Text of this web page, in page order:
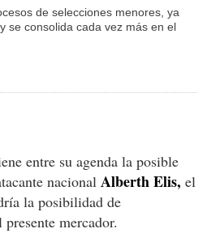
de selecciones menores, ya
se consolida cada vez más en el
entre su agenda la posible
nacional Alberth Elis, el
la posibilidad de
mercador.